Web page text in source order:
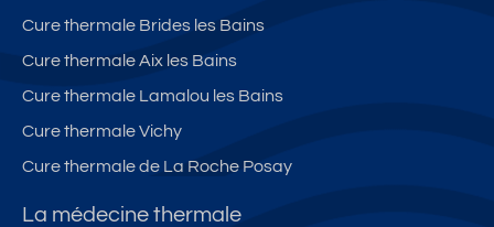
Cure thermale Brides les Bains
Cure thermale Aix les Bains
Cure thermale Lamalou les Bains
Cure thermale Vichy
Cure thermale de La Roche Posay
La médecine thermale